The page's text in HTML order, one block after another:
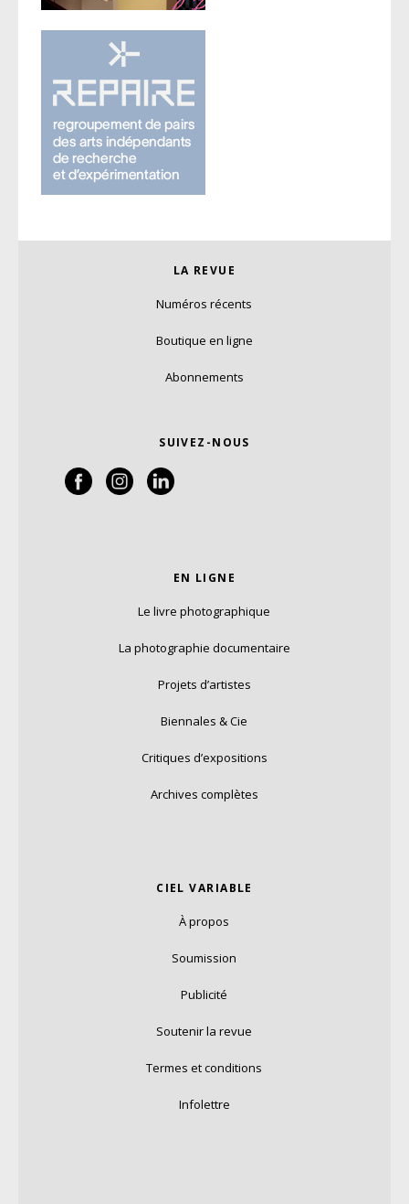
LA REVUE
Numéros récents
Boutique en ligne
Abonnements
SUIVEZ-NOUS
EN LIGNE
Le livre photographique
La photographie documentaire
Projets d’artistes
Biennales & Cie
Critiques d’expositions
Archives complètes
CIEL VARIABLE
À propos
Soumission
Publicité
Soutenir la revue
Termes et conditions
Infolettre